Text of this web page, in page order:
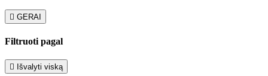
 GERAI
Filtruoti pagal
 Išvalyti viską